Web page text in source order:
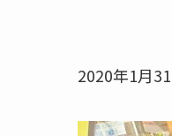
2020年1月